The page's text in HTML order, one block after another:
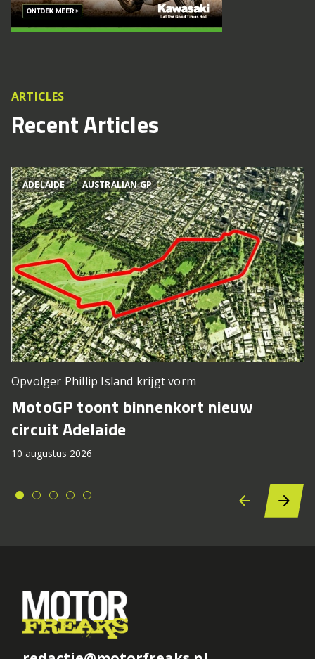
ARTICLES
Recent Articles
ADELAIDE AUSTRALIAN GP
Opvolger Phillip Island krijgt vorm
MotoGP toont binnenkort nieuw
circuit Adelaide
10 augustus 2026